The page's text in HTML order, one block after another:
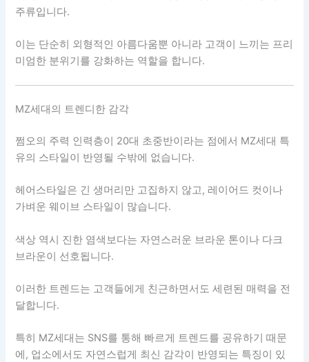
주류입니다.
이는 단순히 외형적인 아름다움뿐 아니라 고객이 느끼는 프리
미엄한 분위기를 강화하는 역할을 합니다.
MZ세대의 트렌디한 감각
쩜오의 주력 인력층이 20대 초중반이라는 점에서 MZ세대 특
유의 스타일이 반영될 수밖에 없습니다.
헤어스타일은 긴 생머리만 고집하지 않고, 레이어드 컷이나
가벼운 웨이브 스타일이 많습니다.
색상 역시 진한 염색보다는 자연스러운 브라운 톤이나 다크
브라운이 선호됩니다.
이러한 트렌드는 고객들에게 친근하면서도 세련된 매력을 전
달합니다.
특히 MZ세대는 SNS를 통해 빠르게 트렌드를 공유하기 때문
에, 업소에서도 자연스럽게 최신 감각이 반영되는 특징이 있